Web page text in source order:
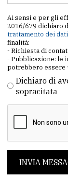
Ai sensi e per gli
2016/679 dichiaro
trattamento dei
finalità:
- Richiesta di
- Pubblicazione: le
potrebbero essere
Dichiaro di
sopracitata
INVIA